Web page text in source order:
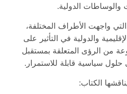
والوساطات الدولية.
واجهت الأطراف المختلفة،
والدولية في التأثير على
من الرؤى المتعلقة بمستقبل
حلول سياسية قابلة للاستمرار.
الكتاب: